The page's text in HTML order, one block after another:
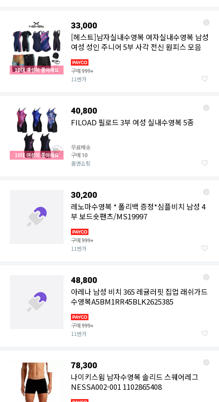
10대 여성이 좋아해요
33,000
[헤스트]남자실내수영복 여자실내수영복 남성
여성 성인 주니어 5부 사각 전신 원피스 모음
구매999+
11번가
10대 여성이 좋아해요
40,800
FILOAD 필로드 3부 여성 실내수영복 5종
무료배송
구매 10
홈앤쇼핑
30,200
레노마수영복 * 폴리백 증정*심플비치 남성 4
부 보드숏팬츠/MS19997
구매999+
11번가
48,800
아레나 남성 비치 365 레귤러핏 집업 래쉬가드
수영복A5BM1RR45BLK2625385
구매999+
11번가
78,300
나이키스윔 남자수영복 솔리드 스퀘어레그
NESSA002-001 1102865408